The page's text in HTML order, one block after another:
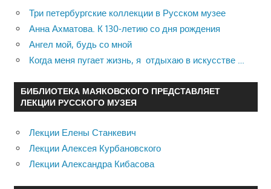
Три петербургские коллекции в Русском музее
Анна Ахматова. К 130-летию со дня рождения
Ангел мой, будь со мной
Когда меня пугает жизнь, я отдыхаю в искусстве …
БИБЛИОТЕКА МАЯКОВСКОГО ПРЕДСТАВЛЯЕТ
ЛЕКЦИИ РУССКОГО МУЗЕЯ
Лекции Елены Станкевич
Лекции Алексея Курбановского
Лекции Александра Кибасова